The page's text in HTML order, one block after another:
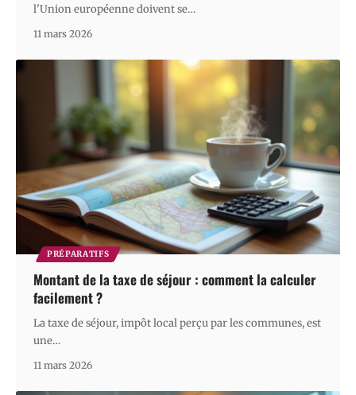
l'Union européenne doivent se…
11 mars 2026
PRÉPARATIFS
Montant de la taxe de séjour : comment la calculer
facilement ?
La taxe de séjour, impôt local perçu par les communes, est
une…
11 mars 2026